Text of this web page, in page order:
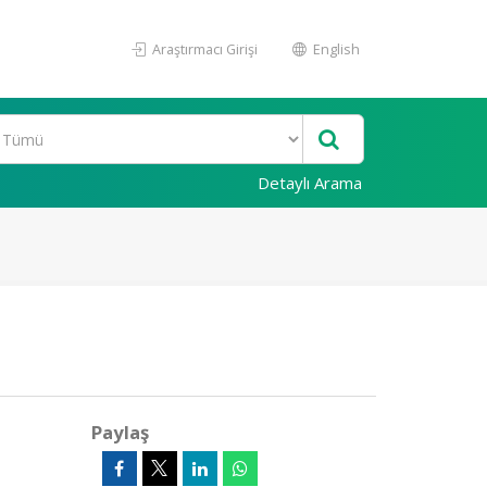
Araştırmacı Girişi English
Detaylı Arama
Paylaş